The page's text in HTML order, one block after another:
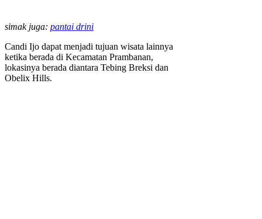
simak juga: pantai drini
Candi Ijo dapat menjadi tujuan wisata lainnya
ketika berada di Kecamatan Prambanan,
lokasinya berada diantara Tebing Breksi dan
Obelix Hills.